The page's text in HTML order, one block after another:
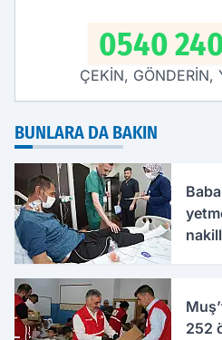
0540
ÇEKİN, GÖNDERİN,
BUNLARA DA BAKIN
252